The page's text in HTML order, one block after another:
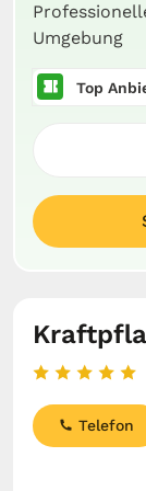
Umgebung
Top
Telefon